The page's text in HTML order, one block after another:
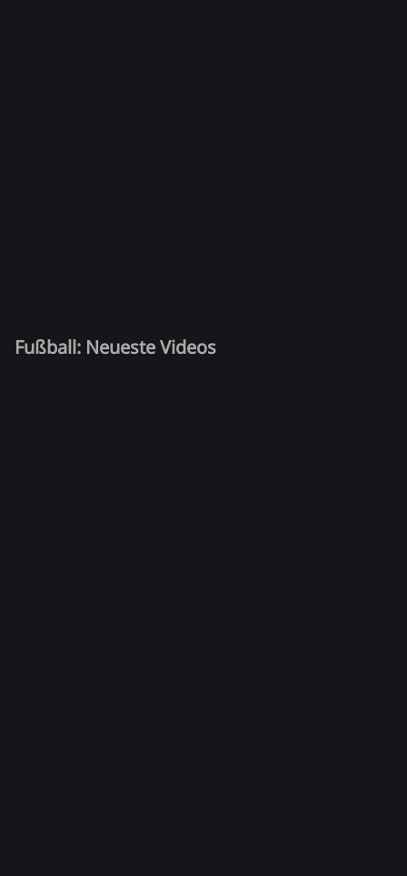
Fußball: Neueste Videos